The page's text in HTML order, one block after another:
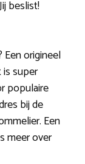
beslist!
Een origineel
super
populaire
bij de
Een
meer over